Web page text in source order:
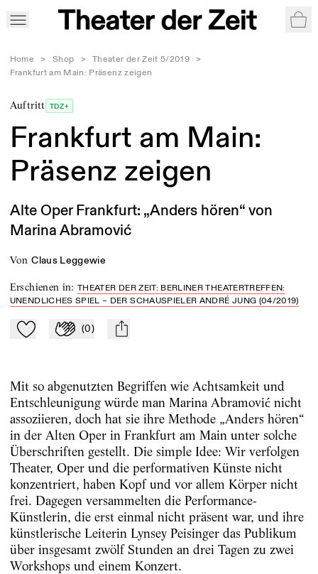
Home > Shop > Theater der Zeit 5/2019
>
Frankfurt am Main: Präsenz zeigen
Auftritt TDZ+
Frankfurt am Main:
Präsenz zeigen
Alte Oper Frankfurt: „Anders hören“ von
Marina Abramović
von Claus Leggewie
Erschienen in:THEATER DER ZEIT: BERLINER THEATERTREFFEN:
UNENDLICHES SPIEL – DER SCHAUSPIELER ANDRÉ JUNG (04/2019)
Zu Mein-TdZ hinzufügen
Applaudieren
(0) mail
Mit so abgenutzten Begriffen wie Achtsamkeit und
Entschleunigung würde man Marina Abramović nicht
assoziieren, doch hat sie ihre Methode „Anders hören“
in der Alten Oper in Frankfurt am Main unter solche
Überschriften gestellt. Die simple Idee: Wir verfolgen
Theater, Oper und die performativen Künste nicht
konzentriert, haben Kopf und vor allem Körper nicht
frei. Dagegen versammelten die Performance-
Künstlerin, die erst einmal nicht präsent war, und ihre
künstlerische Leiterin Lynsey Peisinger das Publikum
über insge­samt zwölf Stunden an drei Tagen zu zwei
Workshops und einem Konzert.